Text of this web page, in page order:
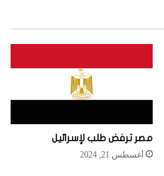
مصر ترفض طلب لإسرائيل
أغسطس 21, 2024